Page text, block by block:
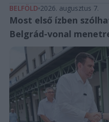
BELFÖLD 2026. augusztus 7.
Most első ízben
Belgrád-vonal